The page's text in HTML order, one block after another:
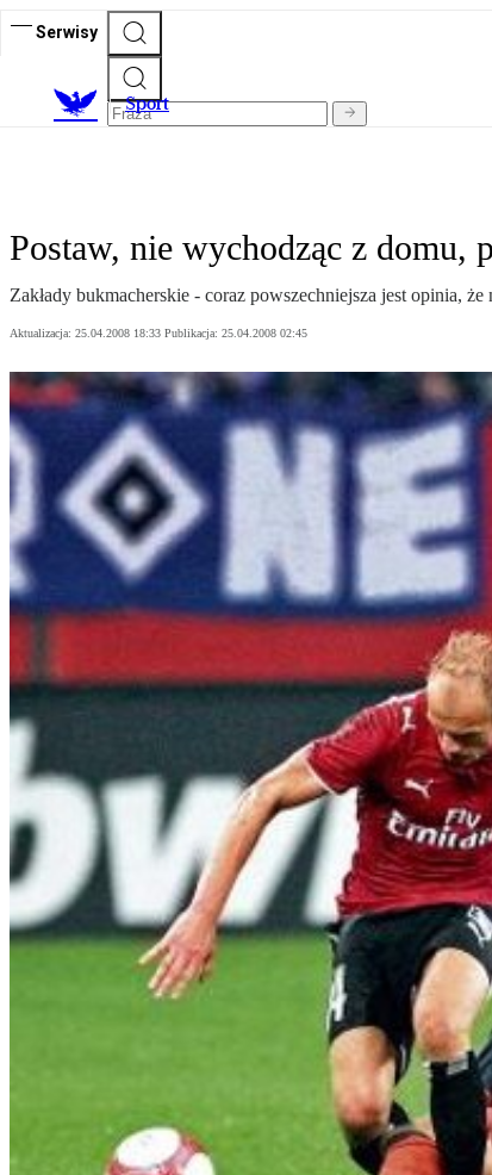
Serwisy
Sport
Postaw, nie wychodząc z domu,
Zakłady bukmacherskie - coraz powszechniejsza jest opinia,
Aktualizacja: 25.04.2008 18:33 Publikacja: 25.04.2008 02:45